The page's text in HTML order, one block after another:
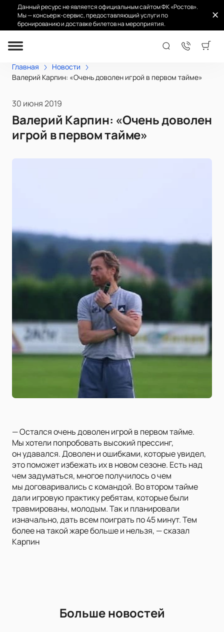
Данный ресурс не является официальным сайтом ФК «Ростов».
Мы — консьерж-сервис, предоставляющий услуги по
бронированию и доставке билетов на мероприятия.
Главная
Новости
Валерий Карпин: «Очень доволен игрой в первом тайме»
30 июня 2019
Валерий Карпин: «Очень доволен
игрой в первом тайме»
— Остался очень доволен игрой в первом тайме.
Мы хотели попробовать высокий прессинг,
он удавался. Доволен и ошибками, которые увидел,
это поможет избежать их в новом сезоне. Есть над
чем задуматься, многое получилось о чем
мы договаривались с командой. Во втором тайме
дали игровую практику ребятам, которые были
травмированы, молодым. Так и планировали
изначально, дать всем поиграть по 45 минут. Тем
более на такой жаре больше и нельзя, — сказал
Карпин
Больше новостей